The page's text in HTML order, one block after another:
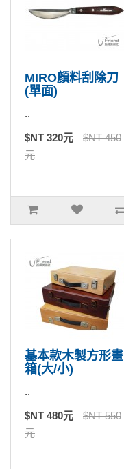
MIRO顏料刮除刀
(單面)
..
$NT 320元
$NT 450
元
基本款木製方形畫
箱(大/小)
..
$NT 480元
$NT 550
元